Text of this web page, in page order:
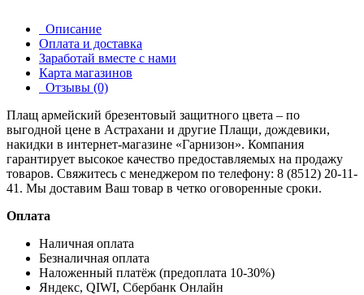
Описание
Оплата и доставка
Заработай вместе с нами
Карта магазинов
Отзывы (0)
Плащ армейский брезентовый защитного цвета – по
выгодной цене в Астрахани и другие Плащи, дождевики,
накидки в интернет-магазине «Гарнизон». Компания
гарантирует высокое качество предоставляемых на продажу
товаров. Свяжитесь с менеджером по телефону: 8 (8512) 20-11-
41. Мы доставим Ваш товар в четко оговоренные сроки.
Оплата
Наличная оплата
Безналичная оплата
Наложенный платёж (предоплата 10-30%)
Яндекс, QIWI, Сбербанк Онлайн